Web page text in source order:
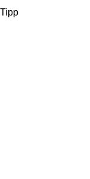
Tipp